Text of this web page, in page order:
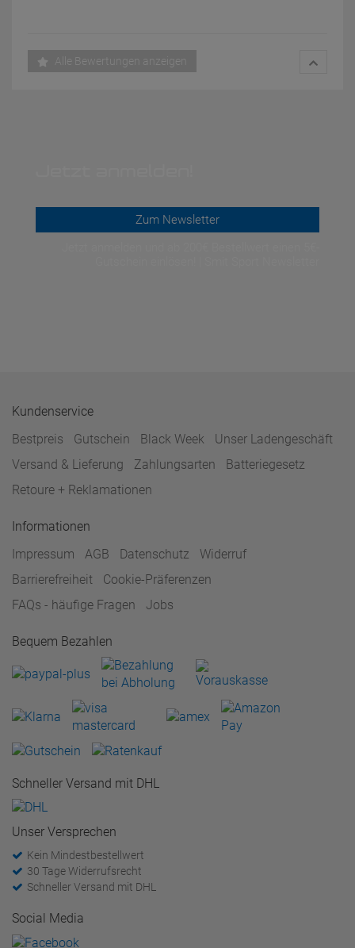
Alle Bewertungen anzeigen
Zum Newsletter
Kundenservice
Bestpreis
Gutschein Black Week
Unser Ladengeschäft
Versand & Lieferung
Zahlungsarten
Batteriegesetz
Retoure + Reklamationen
Informationen
Impressum
AGB Datenschutz
Widerruf
Barrierefreiheit
Cookie-Präferenzen
FAQs - häufige Fragen
Jobs
Bequem Bezahlen
Schneller Versand mit DHL
Unser Versprechen
Kein Mindestbestellwert
30 Tage Widerrufsrecht
Schneller Versand mit DHL
Social Media